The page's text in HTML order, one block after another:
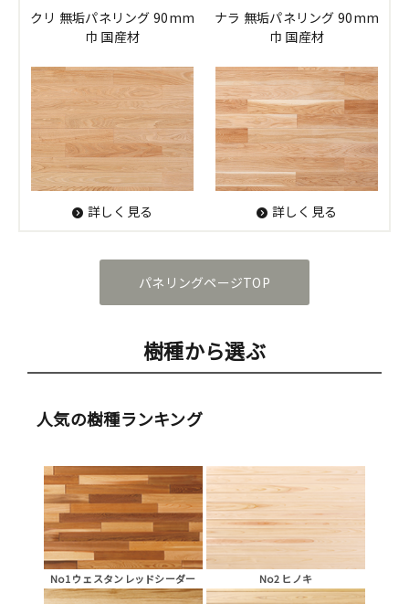
クリ 無垢パネリング 90mm
巾 国産材
詳しく見る
ナラ 無垢パネリング 90mm
巾 国産材
詳しく見る
パネリングページTOP
樹種から選ぶ
人気の樹種ランキング
No1 ウェスタンレッドシーダー No2 ヒノキ